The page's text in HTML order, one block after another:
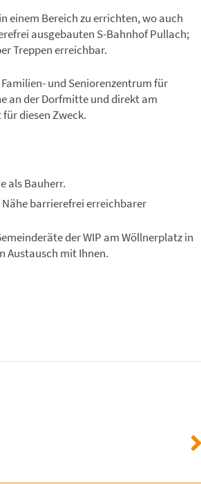
einem Bereich zu errichten, wo auch
ausgebauten S-Bahnhof Pullach;
Treppen erreichbar.
und Seniorenzentrum für
an der Dorfmitte und direkt am
diesen Zweck.
als Bauherr.
barrierefrei erreichbarer
der WIP am Wöllnerplatz in
Austausch mit Ihnen.